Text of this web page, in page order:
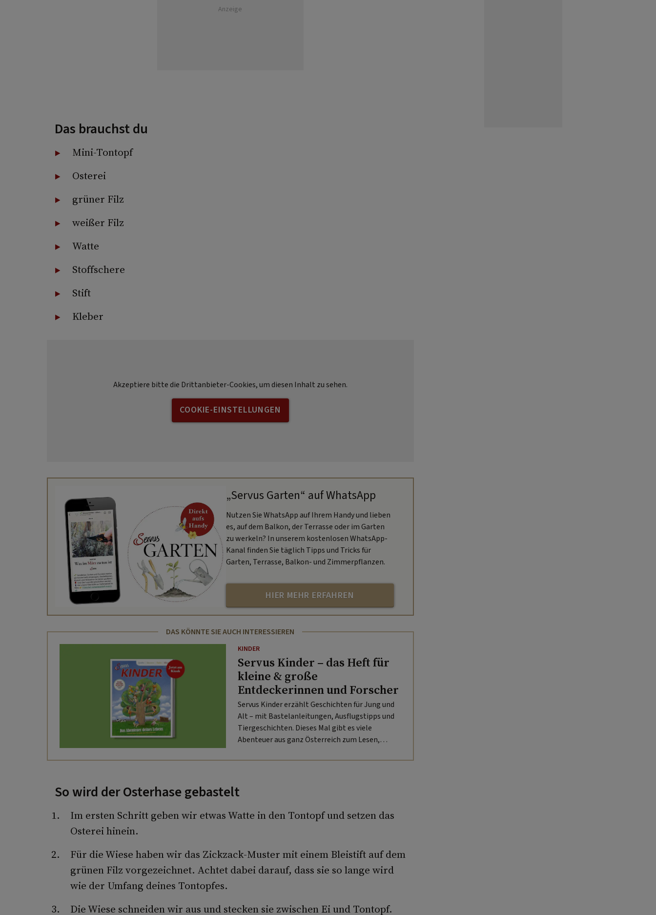
Anzeige
Das brauchst du
Mini-Tontopf
Osterei
grüner Filz
weißer Filz
Watte
Stoffschere
Stift
Kleber
Akzeptiere bitte die Drittanbieter-Cookies, um diesen Inhalt zu sehen.
COOKIE-EINSTELLUNGEN
„Servus Garten“ auf WhatsApp
Nutzen Sie WhatsApp auf Ihrem Handy und lieben
es, auf dem Balkon, der Terrasse oder im Garten
zu werkeln? In unserem kostenlosen WhatsApp-
Kanal finden Sie täglich Tipps und Tricks für
Garten, Terrasse, Balkon- und Zimmerpflanzen.
HIER MEHR ERFAHREN
DAS KÖNNTE SIE AUCH INTERESSIEREN
KINDER
Servus Kinder – das Heft für
kleine & große
Entdeckerinnen und Forscher
Servus Kinder erzählt Geschichten für Jung und
Alt – mit Bastelanleitungen, Ausflugstipps und
Tiergeschichten. Dieses Mal gibt es viele
Abenteuer aus ganz Österreich zum Lesen,
So wird der Osterhase gebastelt
Im ersten Schritt geben wir etwas Watte in den Tontopf und setzen das
Osterei hinein.
Für die Wiese haben wir das Zickzack-Muster mit einem Bleistift auf dem
grünen Filz vorgezeichnet. Achtet dabei darauf, dass sie so lange wird
wie der Umfang deines Tontopfes.
Die Wiese schneiden wir aus und stecken sie zwischen Ei und Tontopf.